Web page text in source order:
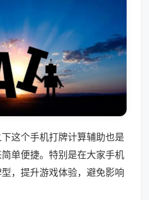
这个手机打牌计算辅助也是
单便捷。特别是在大家手机
，提升游戏体验，避免影响